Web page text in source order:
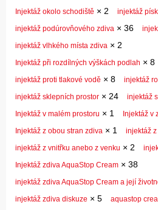
Injektáž okolo schodiště × 2 injektáž
injektáž podúrovňového zdiva × 36
injektáž vlhkého místa zdiva × 2
Injektáž při rozdílných výškách podlah × 8
injektáž proti tlakové vodě × 8 injektáž
injektáž sklepních prostor × 24 injektáž
Injektáž v malém prostoru × 1 Injektáž v
Injektáž z obou stran zdiva × 1 injektáž
injektáž z vnitřku anebo z venku × 2
Injektáž zdiva AquaStop Cream × 38
injektáž zdiva AquaStop Cream a její
injektáž zdiva diskuze × 5 aquastop